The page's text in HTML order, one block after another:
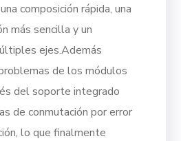
composición rápida, una
más sencilla y un
ejes.Además
de los módulos
del soporte integrado
de conmutación por error
lo que finalmente